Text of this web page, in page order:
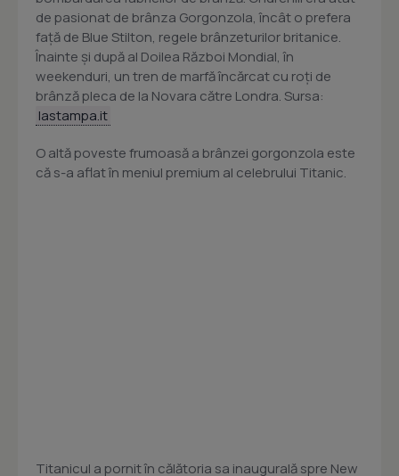
de pasionat de brânza Gorgonzola, încât o prefera
față de Blue Stilton, regele brânzeturilor britanice.
Înainte și după al Doilea Război Mondial, în
weekenduri, un tren de marfă încărcat cu roți de
brânză pleca de la Novara către Londra. Sursa:
lastampa.it
O altă poveste frumoasă a brânzei gorgonzola este
că s-a aflat în meniul premium al celebrului Titanic.
Titanicul a pornit în călătoria sa inaugurală spre New